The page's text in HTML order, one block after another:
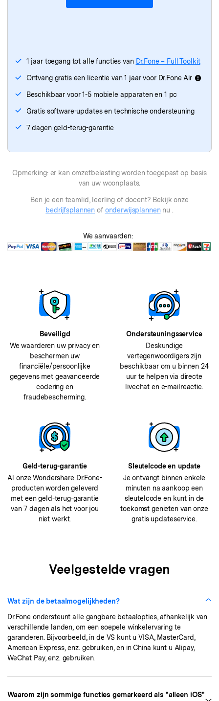
- WhatsApp-overdracht
1 jaar toegang tot alle functies van Dr.Fone – Full Toolkit
Ontvang gratis een licentie van 1 jaar voor Dr.Fone Air
Beschikbaar voor 1-5 mobiele apparaten en 1 pc
Gratis software-updates en technische ondersteuning
7 dagen geld-terug-garantie
Opmerking: er kan omzetbelasting worden toegepast op basis
van uw woonplaats.
Ben je een teamlid, leerling of docent? Bekijk onze
bedrijfsplannen of onderwijsplannennu .
We aanvaarden:
Beveiligd
We waarderen uw privacy en
beschermen uw
financiële/persoonlijke
gegevens met geavanceerde
codering en
fraudebescherming.
Ondersteuningsservice
Deskundige
vertegenwoordigers zijn
beschikbaar om u binnen 24
uur te helpen via directe
livechat en e-mailreactie.
Geld-terug-garantie
Al onze Wondershare Dr.Fone-
producten worden geleverd
met een geld-terug-garantie
van 7 dagen als het voor jou
niet werkt.
Sleutelcode en update
Je ontvangt binnen enkele
minuten na aankoop een
sleutelcode en kunt in de
toekomst genieten van onze
gratis updateservice.
Veelgestelde vragen
Wat zijn de betaalmogelijkheden?
Dr.Fone ondersteunt alle gangbare betaalopties, afhankelijk van
verschillende landen, om een soepele winkelervaring te
garanderen. Bijvoorbeeld, in de VS kunt u VISA, MasterCard,
American Express, enz. gebruiken, en in China kunt u Alipay,
WeChat Pay, enz. gebruiken.
Waarom zijn sommige functies gemarkeerd als "alleen iOS"